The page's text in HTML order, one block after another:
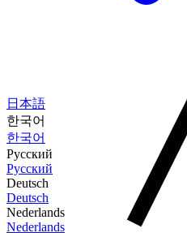
日本語
한국어
한국어
Русский
Русский
Deutsch
Deutsch
Nederlands
Nederlands